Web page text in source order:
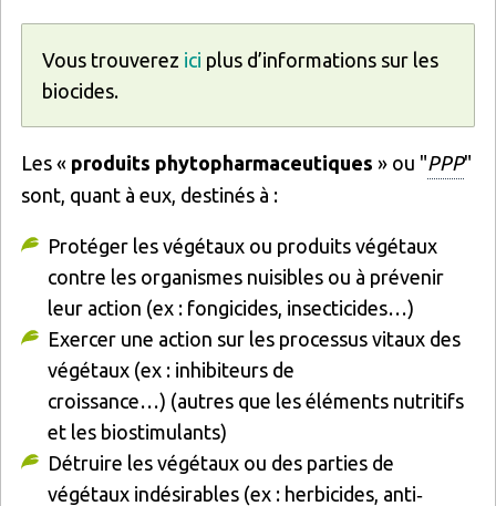
Vous trouverez ici plus d’informations sur les
biocides.
Les « produits phytopharmaceutiques » ou "PPP"
sont, quant à eux, destinés à :
Protéger les végétaux ou produits végétaux
contre les organismes nuisibles ou à prévenir
leur action (ex : fongicides, insecticides…)
Exercer une action sur les processus vitaux des
végétaux (ex : inhibiteurs de
croissance…) (autres que les éléments nutritifs
et les biostimulants)
Détruire les végétaux ou des parties de
végétaux indésirables (ex : herbicides, anti‐